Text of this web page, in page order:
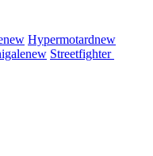
new Hypermotardnew
new Streetfighter